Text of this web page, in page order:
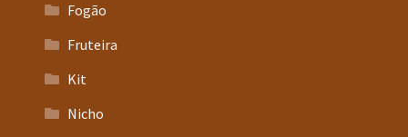
Fogão
Fruteira
Kit
Nicho